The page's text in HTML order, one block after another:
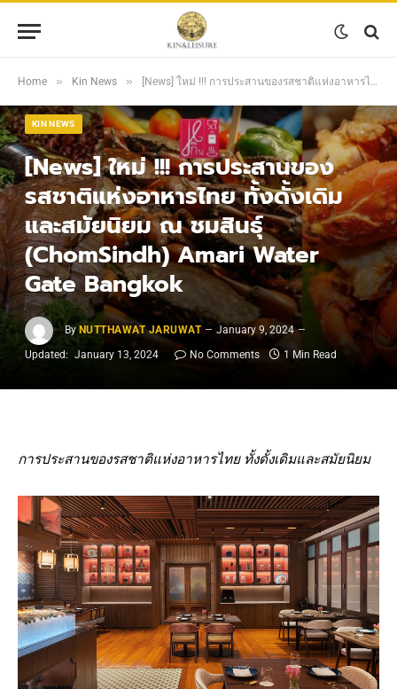
Home » Kin News » [News] ใหม่ !!! การประสานของรสชาติแห่งอาหารไทย ทั้งดั้งเดิมและสมัยนิยม ณ ชมสินธุ์ (ChomSindh) Amari Water Gate Bangkok
KIN NEWS
[News] ใหม่ !!! การประสานของ
รสชาติแห่งอาหารไทย ทั้งดั้งเดิม
และสมัยนิยม ณ ชมสินธุ์
(ChomSindh) Amari Water
Gate Bangkok
By NUTTHAWAT JARUWAT
January 9, 2024
Updated: January 13, 2024 No Comments 1 Min Read
การประสานของรสชาติแห่งอาหารไทย ทั้งดั้งเดิมและสมัยนิยม